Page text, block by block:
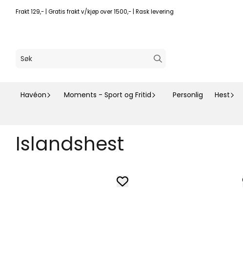
Hopp til innhold
Frakt 129,- | Gratis frakt v/kjøp over 1500,- | Rask levering
Havéon Moments - Sport og Fritid Personlig Hest
Islandshest